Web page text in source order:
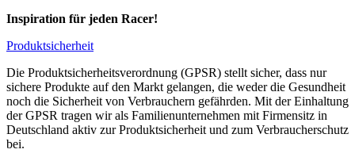
Inspiration für jeden Racer!
Produktsicherheit
Die Produktsicherheitsverordnung (GPSR) stellt sicher, dass nur
sichere Produkte auf den Markt gelangen, die weder die Gesundheit
noch die Sicherheit von Verbrauchern gefährden. Mit der Einhaltung
der GPSR tragen wir als Familienunternehmen mit Firmensitz in
Deutschland aktiv zur Produktsicherheit und zum Verbraucherschutz
bei.